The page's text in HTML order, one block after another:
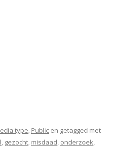
type, Public en getagged met
, gezocht, misdaad, onderzoek,